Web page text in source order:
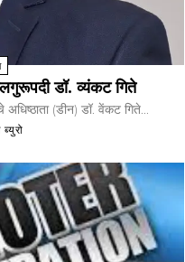
कुलगुरूपदी डॉ. व्यंकट गिते
अधिष्ठाता (डीन) डॉ. वेंकट गिते...